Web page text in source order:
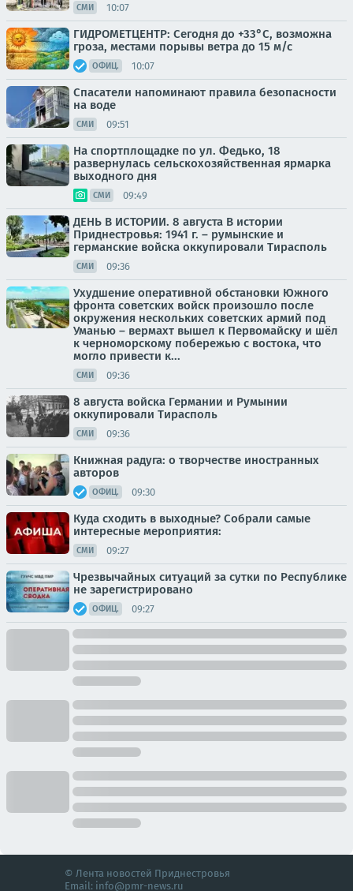
СМИ 10:07
ГИДРОМЕТЦЕНТР: Сегодня до +33°С, возможна
гроза, местами порывы ветра до 15 м/с
ОФИЦ. 10:07
Спасатели напоминают правила безопасности
на воде
СМИ 09:51
На спортплощадке по ул. Федько, 18
развернулась сельскохозяйственная ярмарка
выходного дня
СМИ 09:49
ДЕНЬ В ИСТОРИИ. 8 августа В истории
Приднестровья: 1941 г. – румынские и
германские войска оккупировали Тирасполь
СМИ 09:36
Ухудшение оперативной обстановки Южного
фронта советских войск произошло после
окружения нескольких советских армий под
Уманью – вермахт вышел к Первомайску и шёл
к черноморскому побережью с востока, что
могло привести к...
СМИ 09:36
8 августа войска Германии и Румынии
оккупировали Тирасполь
СМИ 09:36
Книжная радуга: о творчестве иностранных
авторов
ОФИЦ. 09:30
Куда сходить в выходные? Собрали самые
интересные мероприятия:
СМИ 09:27
Чрезвычайных ситуаций за сутки по Республике
не зарегистрировано
ОФИЦ. 09:27
© Лента новостей Приднестровья
Email: info@pmr-news.ru